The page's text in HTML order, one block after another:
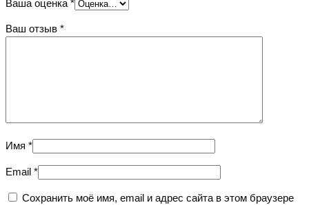
Ваша оценка *
Ваш отзыв *
Имя *
Email *
Сохранить моё имя, email и адрес сайта в этом браузере